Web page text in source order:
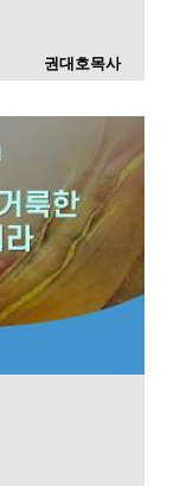
권대호목사